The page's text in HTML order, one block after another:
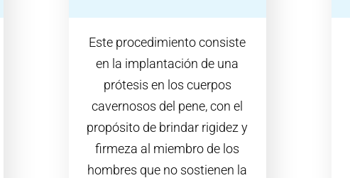
Este procedimiento consiste
en la implantación de una
prótesis en los cuerpos
cavernosos del pene, con el
propósito de brindar rigidez y
firmeza al miembro de los
hombres que no sostienen la